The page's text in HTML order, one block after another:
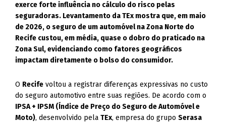
exerce forte influência no cálculo do risco pelas
seguradoras. Levantamento da TEx mostra que, em maio
de 2026, o seguro de um automóvel na Zona Norte do
Recife custou, em média, quase o dobro do praticado na
Zona Sul, evidenciando como fatores geográficos
impactam diretamente o bolso do consumidor.
O Recife voltou a registrar diferenças expressivas no custo
do seguro automotivo entre suas regiões. De acordo com o
IPSA + IPSM (Índice de Preço do Seguro de Automóvel e
Moto), desenvolvido pelaTEx, empresa do grupoSerasa